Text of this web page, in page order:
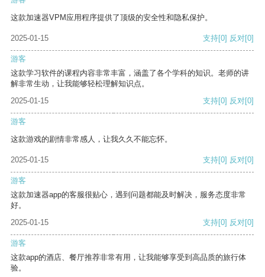
这款加速器VPM应用程序提供了顶级的安全性和隐私保护。
2025-01-15 支持[0] 反对[0]
游客
这款学习软件的课程内容非常丰富，涵盖了各个学科的知识。老师的讲
解非常生动，让我能够轻松理解知识点。
2025-01-15
支持[0] 反对[0]
游客
这款游戏的剧情非常感人，让我久久不能忘怀。
2025-01-15 支持[0] 反对[0]
游客
这款加速器app的客服很贴心，遇到问题都能及时解决，服务态度非常
好。
2025-01-15
支持[0] 反对[0]
游客
这款app的酒店、餐厅推荐非常有用，让我能够享受到高品质的旅行体
验。